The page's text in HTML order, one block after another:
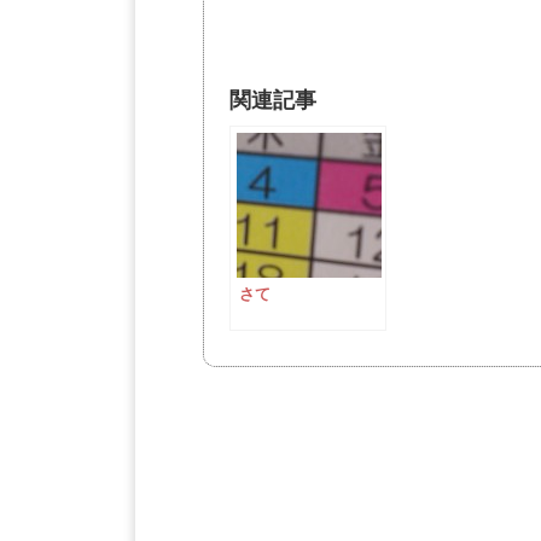
関連記事
さて